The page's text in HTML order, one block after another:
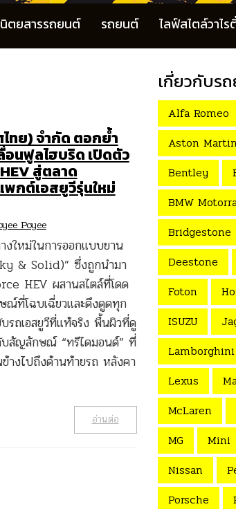
นิตยสารรถยนต์ รถยนต์ ไลฟ์สไตล์วาไร
ทย) จำกัด ตอกย้ำ
อนฟูลไฮบริด เปิดตัว
สู่ตลาด
พกต์เอสยูวีรุ่นใหม่
Poyee
ใหม่ในการออกแบบยาน
& Solid)” ซึ่งถูกนำมา
HEV ผสานสไตล์ที่โดด
ณ์ที่โฉบเฉี่ยวและดึงดูดทุก
รถเอสยูวีที่แท้จริง พื้นผิวที่ดู
บสัญลักษณ์ “ทรีไดมอนด์” ที่
างไปถึงด้านท้ายรถ หลังคา
อ่านต่อ
เกี่ยวกับร
Alfa Romeo
Aston Martin
Bentley
BMW
Bridgestone
Deestone
Foton
ISUZU
Lamborghini
Lexus
McLaren
MG
Mini
Nissan
Porsche